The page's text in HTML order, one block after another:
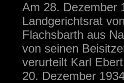
Am 28. Dezember
Landgerichtsrat
Flachsbarth aus
von seinen
verurteilt Karl
20. Dezember